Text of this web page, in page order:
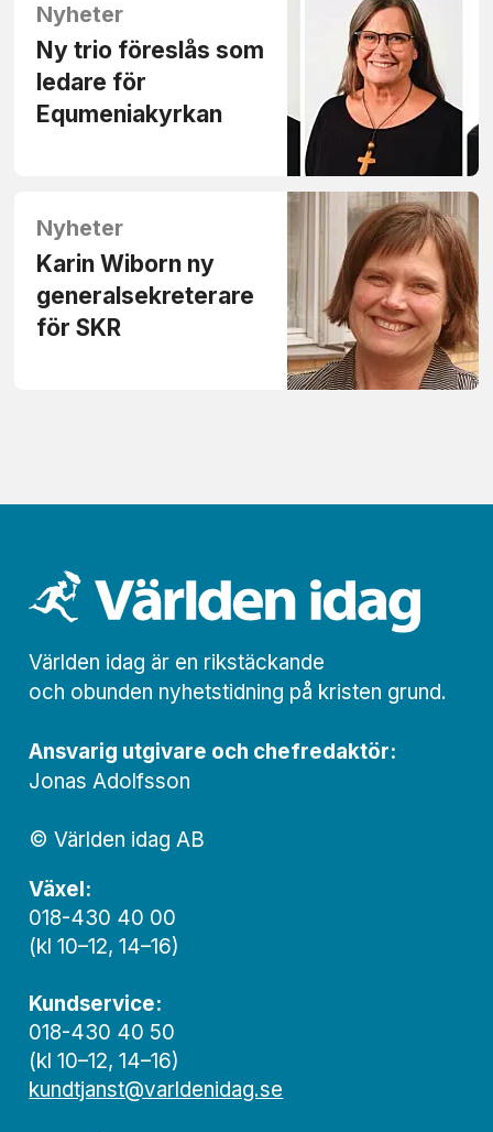
Nyheter
Ny trio föreslås som
ledare för
Equmeniakyrkan
Nyheter
Karin Wiborn ny
generalsekreterare
för SKR
Världen idag är en rikstäckande
och obunden nyhets­­­tidning på kristen grund.
Ansvarig utgivare och chef­redaktör:
Jonas Adolfsson
© Världen idag AB
Växel:
018-430 40 00
(kl 10–12, 14–16)
Kundservice:
018-430 40 50
(kl 10–12, 14–16)
kundtjanst@varldenidag.se